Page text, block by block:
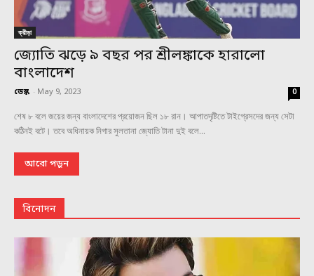
ক্রীড়া
জ্যোতি ঝড়ে ৯ বছর পর শ্রীলঙ্কাকে হারালো
বাংলাদেশ
ডেস্ক - May 9, 2023 0
শেষ ৮ বলে জয়ের জন্য বাংলাদেশের প্রয়োজন ছিল ১৮ রান। আপাতদৃষ্টিতে টাইগ্রেসদের জন্য সেটা
কঠিনই বটে। তবে অধিনায়ক নিগার সুলতানা জ্যোতি টানা দুই বলে...
আরো পড়ুন
বিনোদন